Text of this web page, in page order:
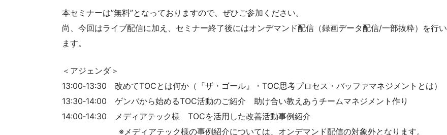
本セミナーは”無料”となっておりますので、ぜひご参加ください。
尚、今回はライブ配信に加え、セミナー終了後にはオンデマンド配信（録画データ配信/一部抜粋）を行い
ます。
＜アジェンダ＞
13:00‐13:30 改めてTOCとは何か（『ザ・ゴール』・TOC思考プロセス・バッファマネジメントとは）
13:30‐14:00 ゲンバから始めるTOC活動のご紹介 助け合い教えあうチームマネジメント作り
14:00‐14:30 メディアテック様 TOCを活用した改善活動事例紹介
※メディアテック様の事例紹介については、オンデマンド配信の対象外となります。